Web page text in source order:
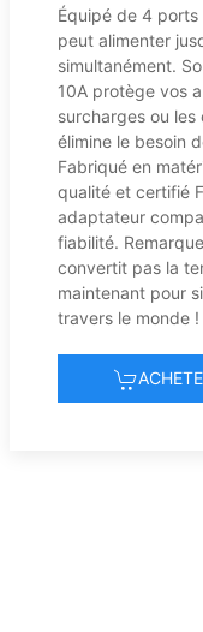
Équipé de 4 ports
peut alimenter
simultanément.
10A protège vos
surcharges ou
élimine le besoin
Fabriqué en
qualité et certifié
adaptateur
fiabilité.
convertit pas la
maintenant pour
travers le monde !